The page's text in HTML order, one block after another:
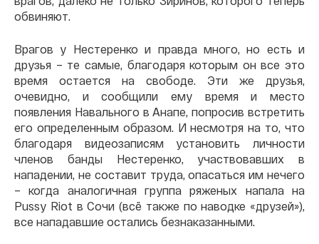
обвиняют.
Врагов у Нестеренко и правда много, но есть и
друзья – те самые, благодаря которым он все это
время остается на свободе. Эти же друзья,
очевидно, и сообщили ему время и место
появления Навального в Анапе, попросив встретить
его определенным образом. И несмотря на то, что
благодаря видеозаписям установить личности
членов банды Нестеренко, участвовавших в
нападении, не составит труда, опасаться им нечего
– когда аналогичная группа ряженых напала на
Pussy Riot в Сочи (всё также по наводке «друзей»),
все нападавшие остались безнаказанными.